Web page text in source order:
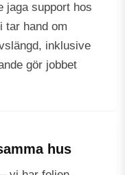
jaga support hos
tar hand om
inklusive
gör jobbet
hus